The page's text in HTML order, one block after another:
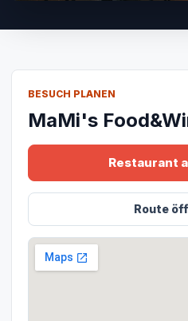
BESUCH PLANEN
MaMi's
Restaurant
Route